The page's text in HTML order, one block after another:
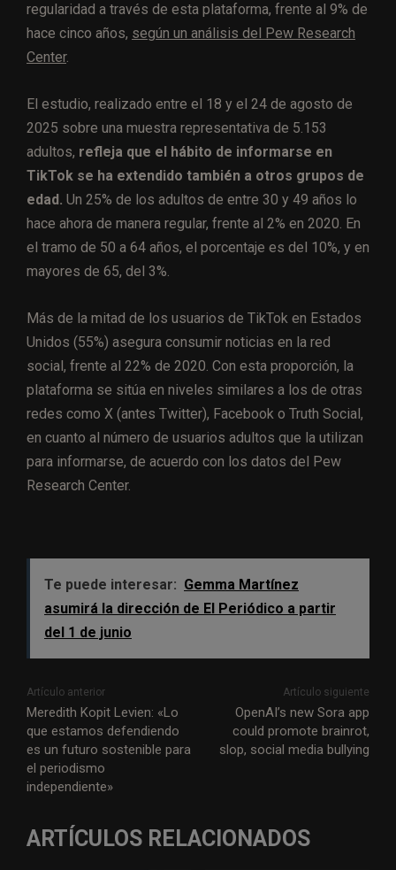
regularidad a través de esta plataforma, frente al 9% de
hace cinco años, según un análisis del Pew Research
Center.
El estudio, realizado entre el 18 y el 24 de agosto de
2025 sobre una muestra representativa de 5.153
adultos, refleja que el hábito de informarse en
TikTok se ha extendido también a otros grupos de
edad. Un 25% de los adultos de entre 30 y 49 años lo
hace ahora de manera regular, frente al 2% en 2020. En
el tramo de 50 a 64 años, el porcentaje es del 10%, y en
mayores de 65, del 3%.
Más de la mitad de los usuarios de TikTok en Estados
Unidos (55%) asegura consumir noticias en la red
social, frente al 22% de 2020. Con esta proporción, la
plataforma se sitúa en niveles similares a los de otras
redes como X (antes Twitter), Facebook o Truth Social,
en cuanto al número de usuarios adultos que la utilizan
para informarse, de acuerdo con los datos del Pew
Research Center.
Te puede interesar: Gemma Martínez
asumirá la dirección de El Periódico a partir
del 1 de junio
Artículo anterior
Meredith Kopit Levien: «Lo
que estamos defendiendo
es un futuro sostenible para
el periodismo
independiente»
Artículo siguiente
OpenAI’s new Sora app
could promote brainrot,
slop, social media bullying
ARTÍCULOS RELACIONADOS